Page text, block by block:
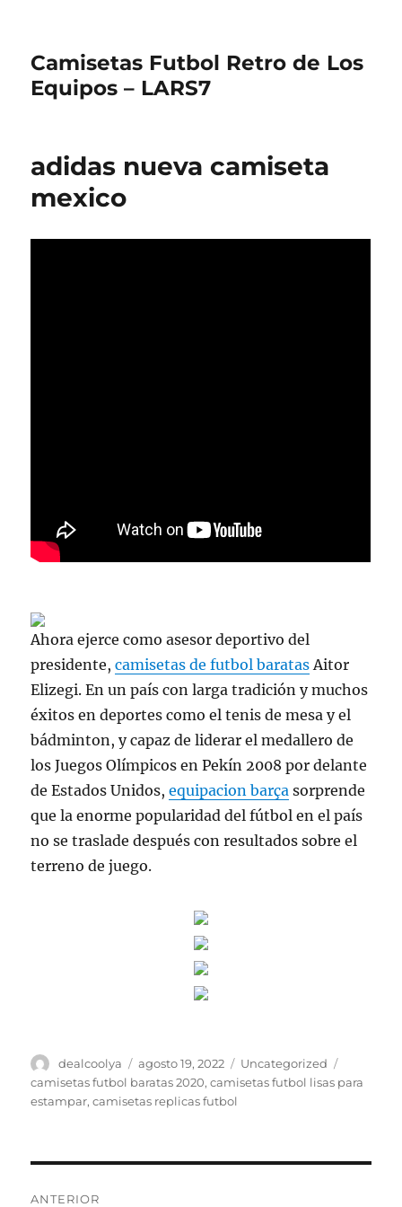
Camisetas Futbol Retro de Los
Equipos – LARS7
adidas nueva camiseta
mexico
Ahora ejerce como asesor deportivo del
presidente,camisetas de futbol baratasAitor
Elizegi. En un país con larga tradición y muchos
éxitos en deportes como el tenis de mesa y el
bádminton, y capaz de liderar el medallero de
los Juegos Olímpicos en Pekín 2008 por delante
de Estados Unidos,equipacion barça sorprende
que la enorme popularidad del fútbol en el país
no se traslade después con resultados sobre el
terreno de juego.
Autor
dealcoolya
Publicado
el
agosto 19, 2022 Categorías
Uncategorized
camisetas futbol baratas 2020,camisetas futbol lisas para
estampar,camisetas replicas futbol
ANTERIOR